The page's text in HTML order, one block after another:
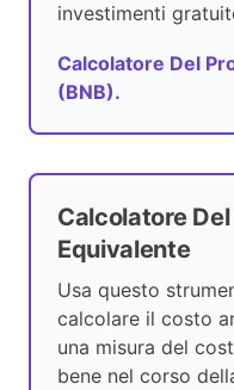
investimenti
Calcolatore Del
(BNB).
Calcolatore
Equivalente
Usa questo
calcolare il costo
una misura del
bene nel corso